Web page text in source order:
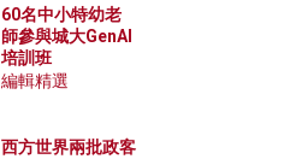
60名中小特幼老
師參與城大GenAI
培訓班
編輯精選
西方世界兩批政客